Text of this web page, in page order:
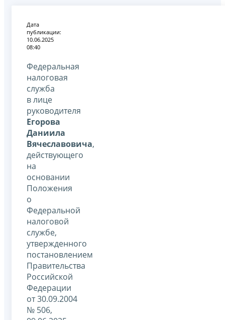
Дата
публикации:
10.06.2025
08:40
Федеральная
налоговая
служба
в лице
руководителя
Егорова
Даниила
Вячеславовича,
действующего
на
основании
Положения
о
Федеральной
налоговой
службе,
утвержденного
постановлением
Правительства
Российской
Федерации
от 30.09.2004
№ 506,